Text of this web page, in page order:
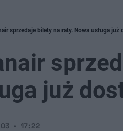
sprzedaje bilety na raty. Nowa usługa już
już
17:22